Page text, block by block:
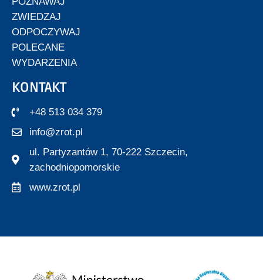
ZWIEDZAJ
ODPOCZYWAJ
POLECANE
WYDARZENIA
KONTAKT
+48 513 034 379
info@zrot.pl
ul. Partyzantów 1, 70-222 Szczecin,
zachodniopomorskie
www.zrot.pl